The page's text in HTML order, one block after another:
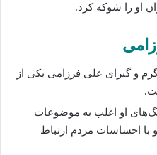
او را شوکه کرد.
و گیرای علی فرزامی یکی از
او اغلب به موضوعات
با احساسات مردم ارتباط